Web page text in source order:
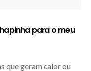
para o meu
que geram calor ou